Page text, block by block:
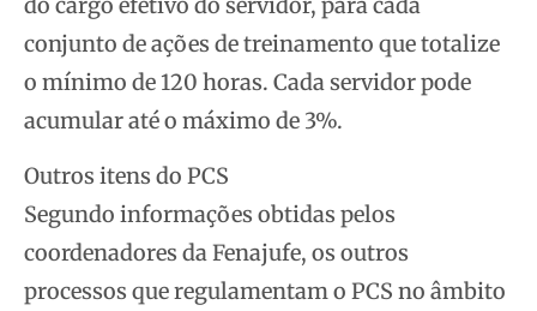
conjunto de ações de treinamento que totalize
o mínimo de 120 horas. Cada servidor pode
acumular até o máximo de 3%.
Outros itens do PCS
Segundo informações obtidas pelos
coordenadores da Fenajufe, os outros
processos que regulamentam o PCS no âmbito